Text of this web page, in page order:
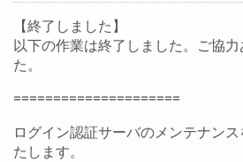
【終了しました】
以下の作業は終了しました。ご協
た。
=====================
ログイン認証サーバのメンテナン
たします。